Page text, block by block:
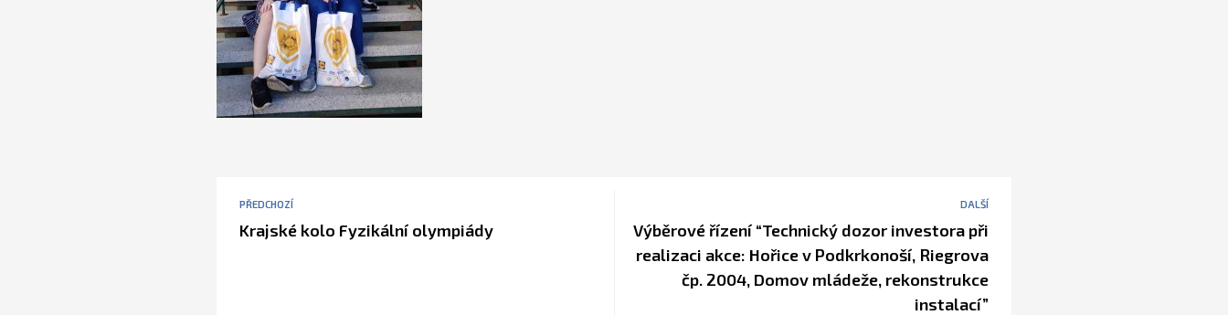
PŘEDCHOZÍ
Krajské kolo Fyzikální olympiády
DALŠÍ
Výběrové řízení “Technický dozor investora při
realizaci akce: Hořice v Podkrkonoší, Riegrova
čp. 2004, Domov mládeže, rekonstrukce
instalací”